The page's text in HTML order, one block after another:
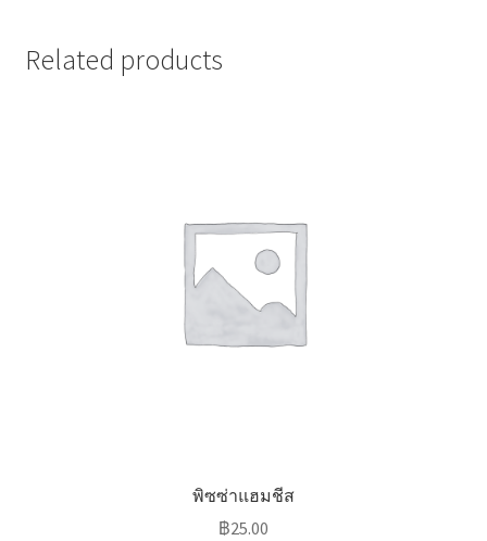
Related products
พิซซ่าแฮมชีส
฿25.00